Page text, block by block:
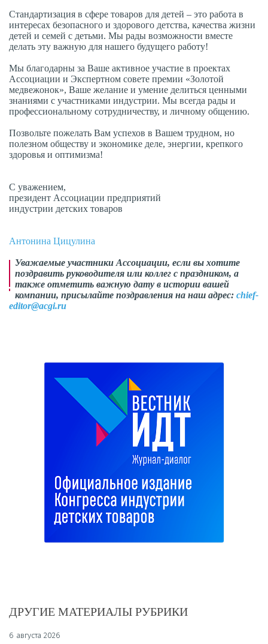
Стандартизация в сфере товаров для детей – это работа в
интересах безопасного и здорового детства, качества жизни
детей и семей с детьми. Мы рады возможности вместе
делать эту важную для нашего будущего работу!
Мы благодарны за Ваше активное участие в проектах
Ассоциации и Экспертном совете премии «Золотой
медвежонок», Ваше желание и умение делиться ценными
знаниями с участниками индустрии. Мы всегда рады и
профессиональному сотрудничеству, и личному общению.
Позвольте пожелать Вам успехов в Вашем трудном, но
полезном обществу и экономике деле, энергии, крепкого
здоровья и оптимизма!
С уважением,
президент Ассоциации предприятий
индустрии детских товаров
Антонина Цицулина
Уважаемые участники Ассоциации, если вы хотите
поздравить руководителя или коллег с праздником, а
также отметить важную дату в истории вашей
компании, присылайте поздравления на наш адрес: chief-
editor@acgi.ru
ДРУГИЕ МАТЕРИАЛЫ РУБРИКИ
6 августа 2026